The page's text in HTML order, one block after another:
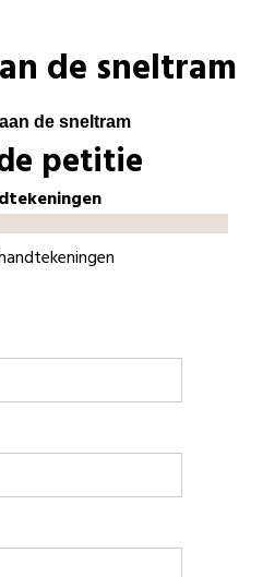
kansen
jongeren
statement
mensen
bij jou
mee
mee
lid
Shop
mee
de sneltram
de sneltram
petitie